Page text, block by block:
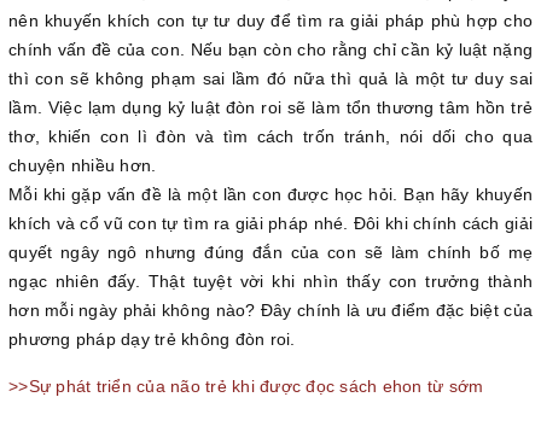
nên khuyến khích con tự tư duy để tìm ra giải pháp phù hợp cho
chính vấn đề của con. Nếu bạn còn cho rằng chỉ cần kỷ luật nặng
thì con sẽ không phạm sai lầm đó nữa thì quả là một tư duy sai
lầm. Việc lạm dụng kỷ luật đòn roi sẽ làm tổn thương tâm hồn trẻ
thơ, khiến con lì đòn và tìm cách trốn tránh, nói dối cho qua
chuyện nhiều hơn.
Mỗi khi gặp vấn đề là một lần con được học hỏi. Bạn hãy khuyến
khích và cổ vũ con tự tìm ra giải pháp nhé. Đôi khi chính cách giải
quyết ngây ngô nhưng đúng đắn của con sẽ làm chính bố mẹ
ngạc nhiên đấy. Thật tuyệt vời khi nhìn thấy con trưởng thành
hơn mỗi ngày phải không nào? Đây chính là ưu điểm đặc biệt của
phương pháp dạy trẻ không đòn roi.
>>Sự phát triển của não trẻ khi được đọc sách ehon từ sớm